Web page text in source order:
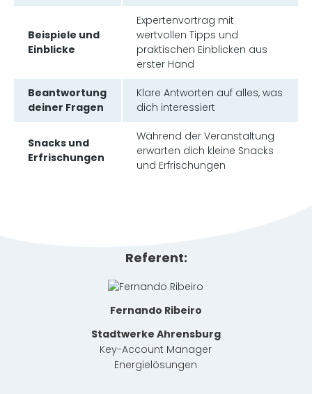
Beispiele und
Einblicke
Expertenvortrag mit
wertvollen Tipps und
praktischen Einblicken aus
erster Hand
Beantwortung
deiner Fragen
Klare Antworten auf alles, was
dich interessiert
Snacks und
Erfrischungen
Während der Veranstaltung
erwarten dich kleine Snacks
und Erfrischungen
Referent:
Fernando Ribeiro
Stadtwerke Ahrensburg
Key-Account Manager
Energielösungen